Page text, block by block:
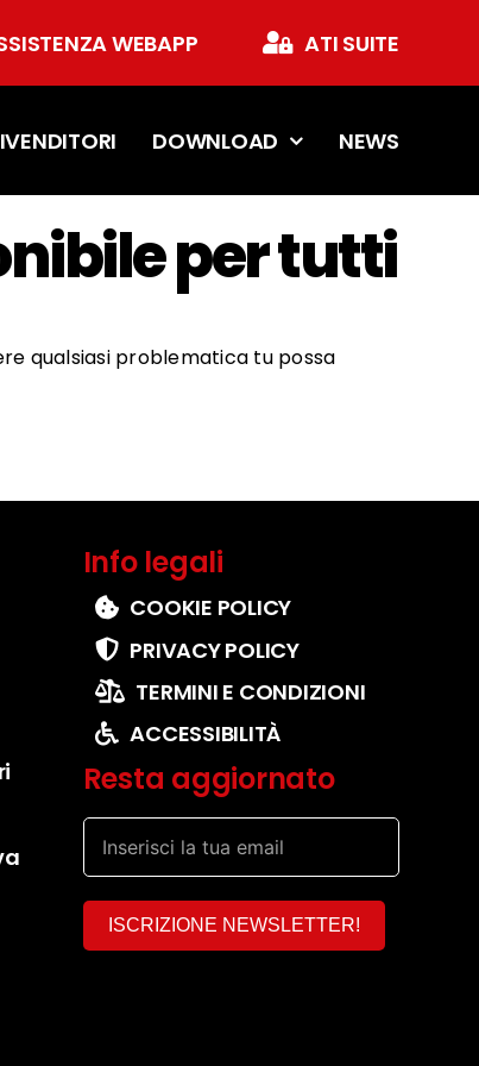
WEBAPP ATI SUITE
DOWNLOAD NEWS
per tutti
qualsiasi problematica tu possa
Info legali
COOKIE POLICY
PRIVACY POLICY
TERMINI E CONDIZIONI
ACCESSIBILITÀ
Resta aggiornato
ISCRIZIONE NEWSLETTER!